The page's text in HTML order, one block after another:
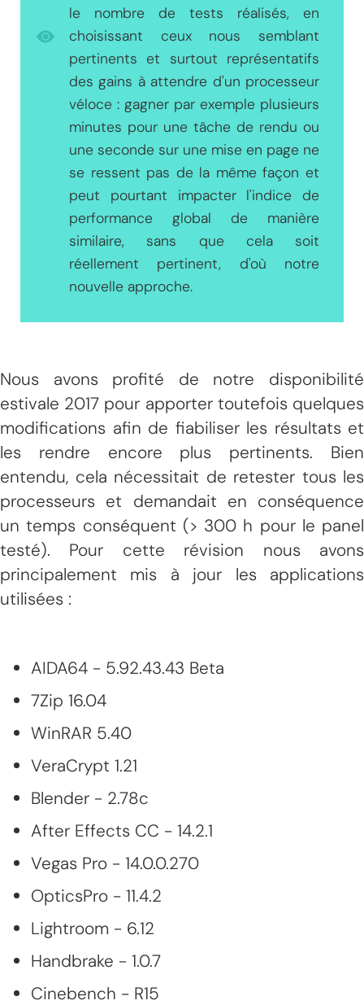
le nombre de tests réalisés, en
choisissant ceux nous semblant
pertinents et surtout représentatifs
des gains à attendre d'un processeur
véloce : gagner par exemple plusieurs
minutes pour une tâche de rendu ou
une seconde sur une mise en page ne
se ressent pas de la même façon et
peut pourtant impacter l'indice de
performance global de manière
similaire, sans que cela soit
réellement pertinent, d'où notre
nouvelle approche.
Nous avons profité de notre disponibilité
estivale 2017 pour apporter toutefois quelques
modifications afin de fiabiliser les résultats et
les rendre encore plus pertinents. Bien
entendu, cela nécessitait de retester tous les
processeurs et demandait en conséquence
un temps conséquent (> 300 h pour le panel
testé). Pour cette révision nous avons
principalement mis à jour les applications
utilisées :
AIDA64 - 5.92.43.43 Beta
7Zip 16.04
WinRAR 5.40
VeraCrypt 1.21
Blender - 2.78c
After Effects CC - 14.2.1
Vegas Pro - 14.0.0.270
OpticsPro - 11.4.2
Lightroom - 6.12
Handbrake - 1.0.7
Cinebench - R15